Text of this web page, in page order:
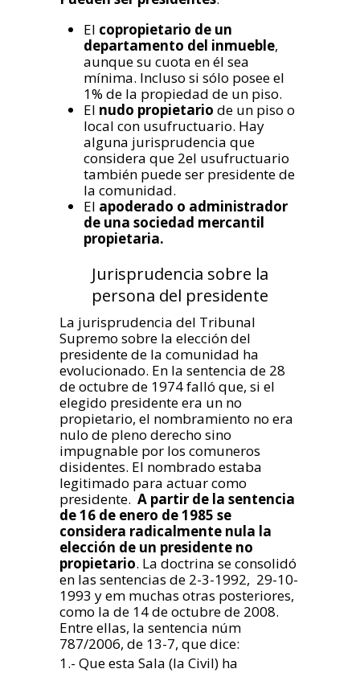
El copropietario de un
departamento del inmueble,
aunque su cuota en él sea
mínima. Incluso si sólo posee el
1% de la propiedad de un piso.
El nudo propietario de un piso o
local con usufructuario. Hay
alguna jurisprudencia que
considera que 2el usufructuario
también puede ser presidente de
la comunidad.
El apoderado o administrador
de una sociedad mercantil
propietaria.
Jurisprudencia sobre la
persona del presidente
La jurisprudencia del Tribunal
Supremo sobre la elección del
presidente de la comunidad ha
evolucionado. En la sentencia de 28
de octubre de 1974 falló que, si el
elegido presidente era un no
propietario, el nombramiento no era
nulo de pleno derecho sino
impugnable por los comuneros
disidentes. El nombrado estaba
legitimado para actuar como
presidente. A partir de la sentencia
de 16 de enero de 1985 se
considera radicalmente nula la
elección de un presidente no
propietario. La doctrina se consolidó
en las sentencias de 2-3-1992, 29-10-
1993 y em muchas otras posteriores,
como la de 14 de octubre de 2008.
Entre ellas, la sentencia núm
787/2006, de 13-7, que dice:
1.- Que esta Sala (la Civil) ha